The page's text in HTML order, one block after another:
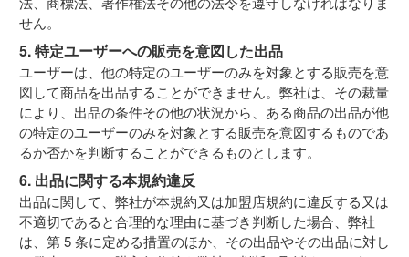
せん。
5. 特定ユーザーへの販売を意図した出品
ユーザーは、他の特定のユーザーのみを対象とする販売を意
図して商品を出品することができません。弊社は、その裁量
により、出品の条件その他の状況から、ある商品の出品が他
の特定のユーザーのみを対象とする販売を意図するものであ
るか否かを判断することができるものとします。
6. 出品に関する本規約違反
出品に関して、弊社が本規約又は加盟店規約に違反する又は
不適切であると合理的な理由に基づき判断した場合、弊社
は、第 5 条に定める措置のほか、その出品やその出品に対し